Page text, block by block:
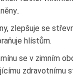
zlepšuje se
hlístům.
se v zimním
zdravotnímu